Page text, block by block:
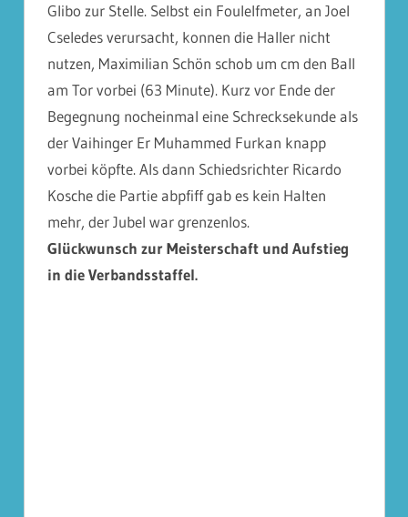
Glibo zur Stelle. Selbst ein Foulelfmeter, an Joel
Cseledes verursacht, konnen die Haller nicht
nutzen, Maximilian Schön schob um cm den Ball
am Tor vorbei (63 Minute). Kurz vor Ende der
Begegnung nocheinmal eine Schrecksekunde als
der Vaihinger Er Muhammed Furkan knapp
vorbei köpfte. Als dann Schiedsrichter Ricardo
Kosche die Partie abpfiff gab es kein Halten
mehr, der Jubel war grenzenlos.
Glückwunsch zur Meisterschaft und Aufstieg
in die Verbandsstaffel.